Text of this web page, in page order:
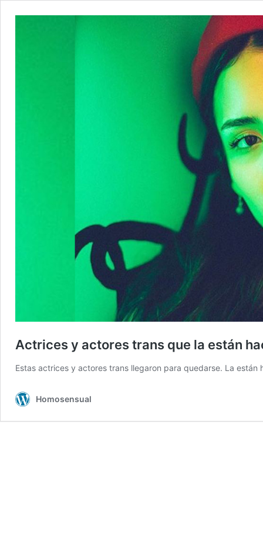
Actrices y actores trans que la están
Estas actrices y actores trans llegaron para quedarse. La
Homosensual